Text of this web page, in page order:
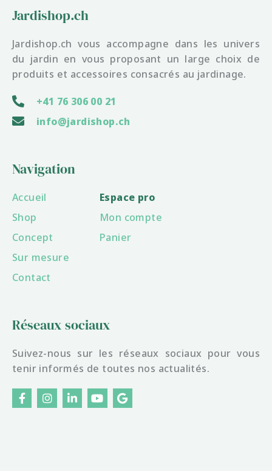
Jardishop.ch
Jardishop.ch vous accompagne dans les univers
du jardin en vous proposant un large choix de
produits et accessoires consacrés au jardinage.
+41 76 306 00 21
info@jardishop.ch
Navigation
Accueil
Shop
Concept
Sur mesure
Contact
Espace pro
Mon compte
Panier
Réseaux sociaux
Suivez-nous sur les réseaux sociaux pour vous
tenir informés de toutes nos actualités.
F
a
I
n
L
i
Y
o
G
o